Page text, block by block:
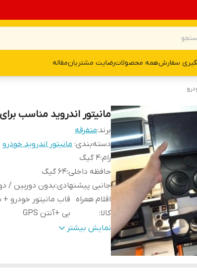
سفارشهمه محصولاترضایت مشتریانمقاله
مانیتور اندروید مناسب برای
برند:متفرقه
دسته‌بندی: مانیتور اندروید خودرو
رام:4 گیگ
حافظه داخلی:64 گیگ
جانبی پیشنهادی:بدون دوربین /
اقلام همراه
کالا:
قاب مانیتور
بی +آنتن GPS
کیفیت تصویر :
FULL HD ips نمایش بیشتر